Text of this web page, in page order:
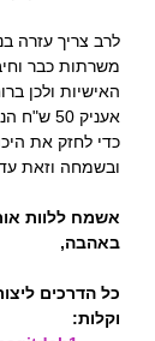
לרב צריך עזרה
משרתות כבר
האישיות ולכן
אעניק
כדי לחזק את
ובשמחה וזאת עד
אשמח ללוות
באהבה,
כל הדרכים
וקלות: